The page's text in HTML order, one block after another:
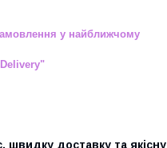
у найближчому
швидку доставку та якісну